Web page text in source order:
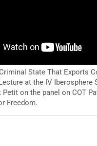
State That Exports
at the IV Iberosphere
Petit on the panel on COT
Freedom.